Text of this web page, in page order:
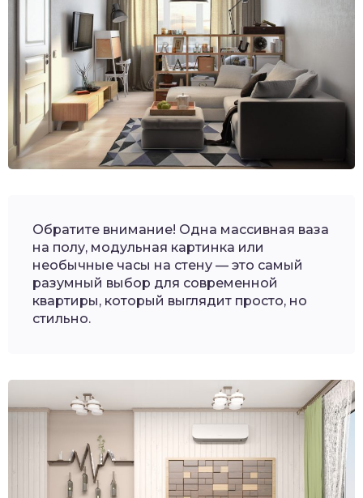
Обратите внимание! Одна массивная ваза
на полу, модульная картинка или
необычные часы на стену — это самый
разумный выбор для современной
квартиры, который выглядит просто, но
стильно.